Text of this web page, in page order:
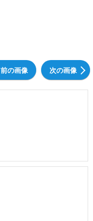
前の画像 次の画像